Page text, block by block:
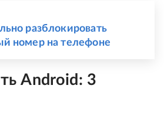
разблокировать
номер на телефоне
Android: 3